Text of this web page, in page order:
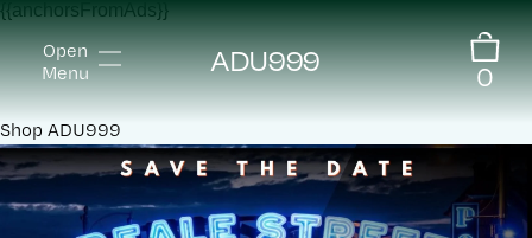
{{anchorsFromAds}}
Open
Menu
ADU999 0
Shop ADU999